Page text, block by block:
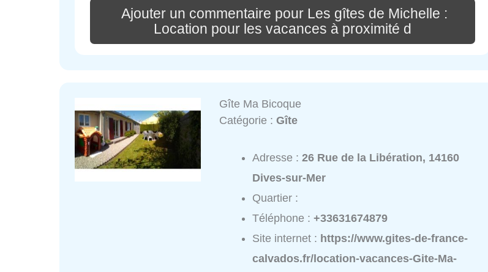
Ajouter un commentaire pour Les gîtes de Michelle :
Location pour les vacances à proximité d
Gîte Ma Bicoque
Catégorie :Gîte
Adresse :26 Rue de la Libération, 14160
Dives-sur-Mer
Quartier :
Téléphone :+33631674879
Site internet : https://www.gites-de-france-
calvados.fr/location-vacances-Gite-Ma-